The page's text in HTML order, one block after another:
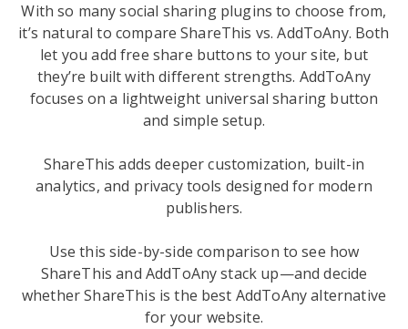
With so many social sharing plugins to choose from,
it’s natural to compare ShareThis vs. AddToAny. Both
let you add free share buttons to your site, but
they’re built with different strengths. AddToAny
focuses on a lightweight universal sharing button
and simple setup.
ShareThis adds deeper customization, built-in
analytics, and privacy tools designed for modern
publishers.
Use this side-by-side comparison to see how
ShareThis and AddToAny stack up—and decide
whether ShareThis is the best AddToAny alternative
for your website.